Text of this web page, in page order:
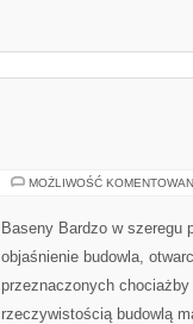
MOŻLIWOŚĆ
Baseny Bardzo w szeregu
objaśnienie budowla,
przeznaczonych
rzeczywistością budowlą